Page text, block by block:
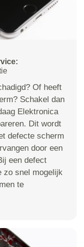
Of heeft
Schakel dan
Elektronica
Dit wordt
defecte scherm
door een
een defect
zo snel mogelijk
te